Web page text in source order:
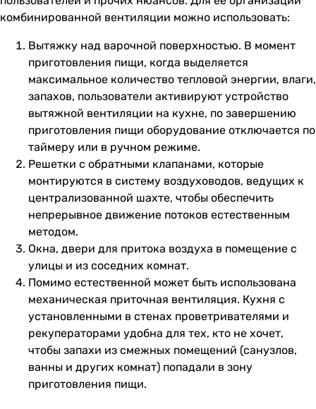
комбинированной вентиляции можно использовать:
Вытяжку над варочной поверхностью. В момент
приготовления пищи, когда выделяется
максимальное количество тепловой энергии, влаги,
запахов, пользователи активируют устройство
вытяжной вентиляции на кухне, по завершению
приготовления пищи оборудование отключается по
таймеру или в ручном режиме.
Решетки с обратными клапанами, которые
монтируются в систему воздуховодов, ведущих к
централизованной шахте, чтобы обеспечить
непрерывное движение потоков естественным
методом.
Окна, двери для притока воздуха в помещение с
улицы и из соседних комнат.
Помимо естественной может быть использована
механическая приточная вентиляция. Кухня с
установленными в стенах проветривателями и
рекуператорами удобна для тех, кто не хочет,
чтобы запахи из смежных помещений (санузлов,
ванны и других комнат) попадали в зону
приготовления пищи.